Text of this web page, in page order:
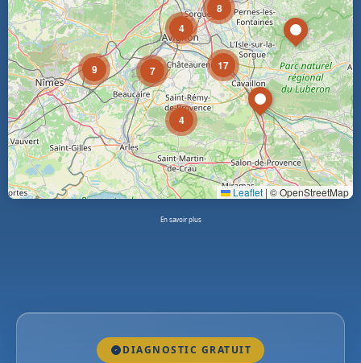
4
9 7
4
17
8
Leaflet | © OpenStreetMap
En savoir plus
DIAGNOSTIC GRATUIT